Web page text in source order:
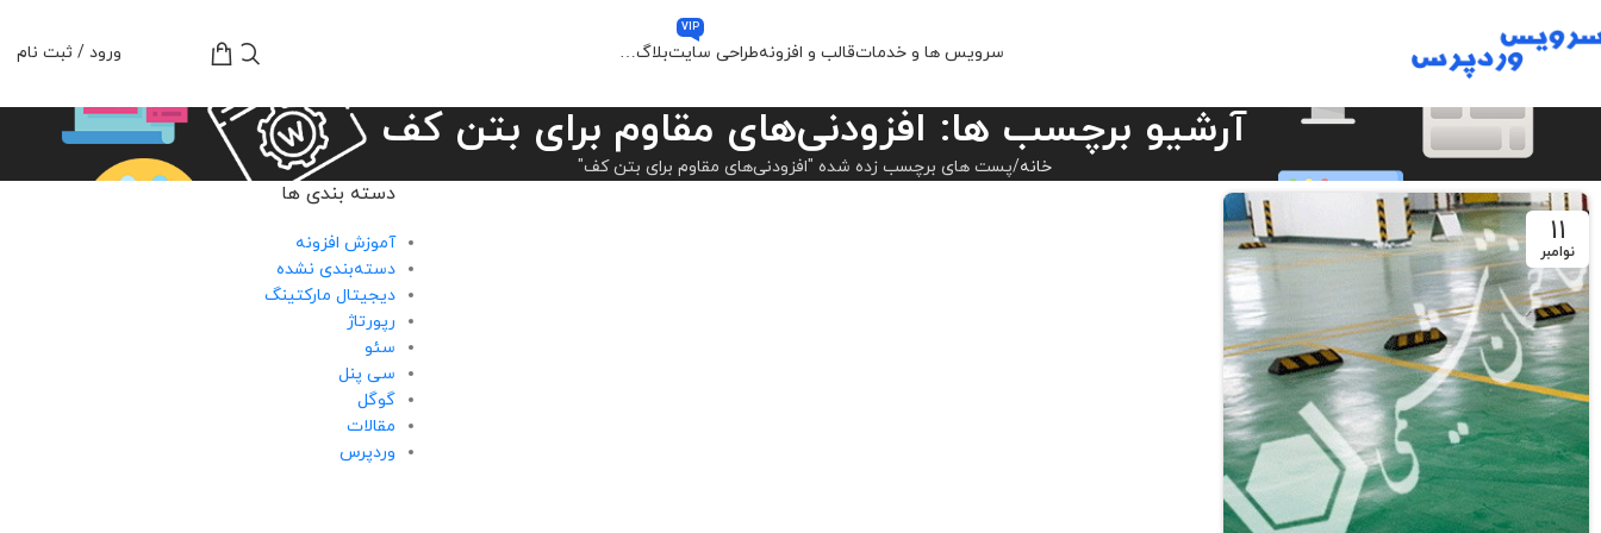
سرویس ها و خدماتقالب و افزونهطراحی سایت
VIP
بلاگ… ورود / ثبت نام
آرشیو برچسب ها: افزودنی‌های مقاوم برای بتن کف
خانه پست های برچسب زده شده "افزودنی‌های مقاوم برای بتن کف"
11
نوامبر
دسته بندی ها
آموزش افزونه
دسته‌بندی نشده
دیجیتال مارکتینگ
رپورتاژ
سئو
سی پنل
گوگل
مقالات
وردپرس